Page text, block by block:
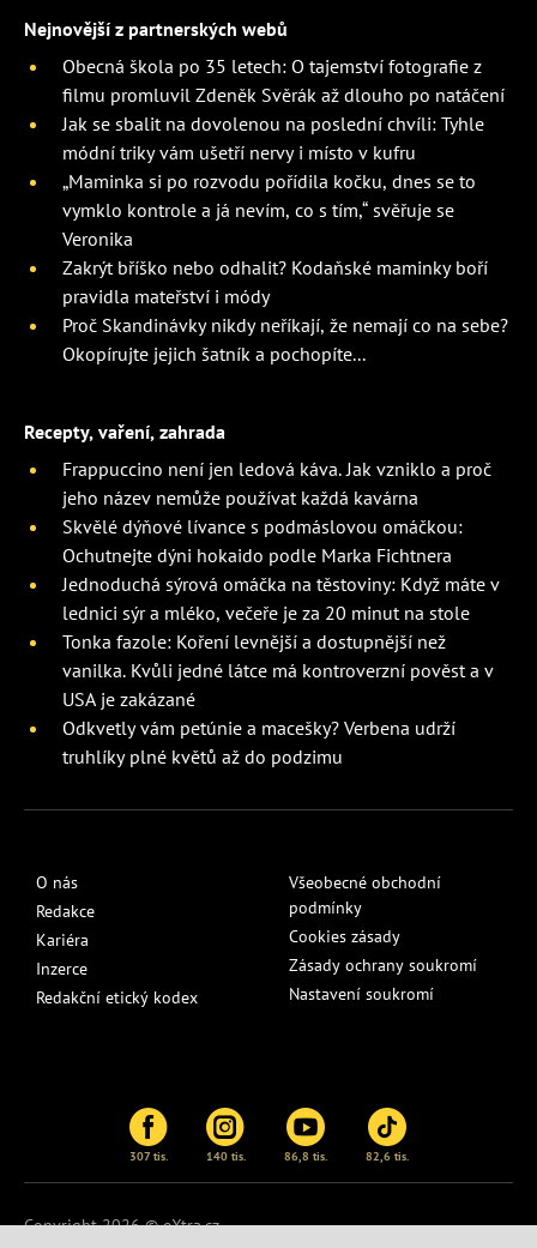
Nejnovější z partnerských webů
Obecná škola po 35 letech: O tajemství fotografie z
filmu promluvil Zdeněk Svěrák až dlouho po natáčení
Jak se sbalit na dovolenou na poslední chvíli: Tyhle
módní triky vám ušetří nervy i místo v kufru
„Maminka si po rozvodu pořídila kočku, dnes se to
vymklo kontrole a já nevím, co s tím,“ svěřuje se
Veronika
Zakrýt bříško nebo odhalit? Kodaňské maminky boří
pravidla mateřství i módy
Proč Skandinávky nikdy neříkají, že nemají co na sebe?
Okopírujte jejich šatník a pochopíte...
Recepty, vaření, zahrada
Frappuccino není jen ledová káva. Jak vzniklo a proč
jeho název nemůže používat každá kavárna
Skvělé dýňové lívance s podmáslovou omáčkou:
Ochutnejte dýni hokaido podle Marka Fichtnera
Jednoduchá sýrová omáčka na těstoviny: Když máte v
lednici sýr a mléko, večeře je za 20 minut na stole
Tonka fazole: Koření levnější a dostupnější než
vanilka. Kvůli jedné látce má kontroverzní pověst a v
USA je zakázané
Odkvetly vám petúnie a macešky? Verbena udrží
truhlíky plné květů až do podzimu
O nás
Redakce
Kariéra
Inzerce
Redakční etický kodex
Všeobecné obchodní
podmínky
Cookies zásady
Zásady ochrany soukromí
Nastavení soukromí
307 tis. 140 tis. 86,8 tis. 82,6 tis.
Copyright 2026 © eXtra.cz